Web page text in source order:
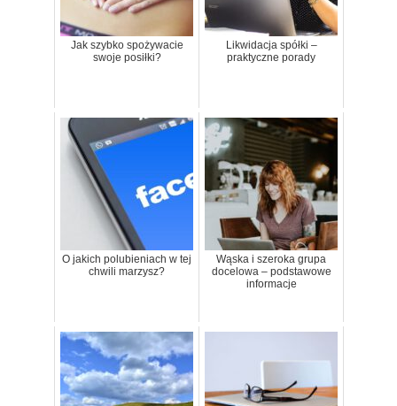
Jak szybko spożywacie
swoje posiłki?
Likwidacja spółki –
praktyczne porady
O jakich polubieniach w tej
chwili marzysz?
Wąska i szeroka grupa
docelowa – podstawowe
informacje